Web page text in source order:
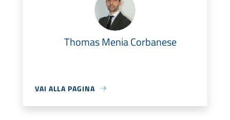
Thomas Menia Corbanese
VAI ALLA PAGINA